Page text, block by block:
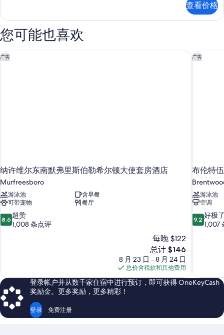
信
息
查看价格
您可能也喜欢
广告
纳许维尔东南默弗里斯伯勒希尔顿大使套房酒店
Murfreesboro
游泳池
含早餐
可带宠物
餐厅
8.6
分，
1,008
条
点
评
8.6 超赞
1,008 条点评
每晚 $122
新
价
格
$146
总计 $146
8 月 23 日 - 8 月 24 日
总价含税款和其他费用
纳许维尔东南默弗里斯伯勒希尔顿大使套房酒店 广告
布伦特
游泳池
空调
9.2
分，
了，
1,007
9.2 好极
1,007
布伦特
登录帐户并从数千家住宿中进行预订，即可获得 OneKeyCash
奖励金。更多奖励，更多精彩！
登录 免费注册